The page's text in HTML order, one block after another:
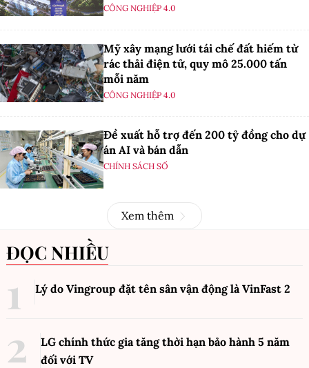
CÔNG NGHIỆP 4.0
Mỹ xây mạng lưới tái chế đất hiếm từ
rác thải điện tử, quy mô 25.000 tấn
mỗi năm
CÔNG NGHIỆP 4.0
Đề xuất hỗ trợ đến 200 tỷ đồng cho dự
án AI và bán dẫn
CHÍNH SÁCH SỐ
Xem thêm
ĐỌC NHIỀU
Lý do Vingroup đặt tên sân vận động là VinFast 2
LG chính thức gia tăng thời hạn bảo hành 5 năm
đối với TV